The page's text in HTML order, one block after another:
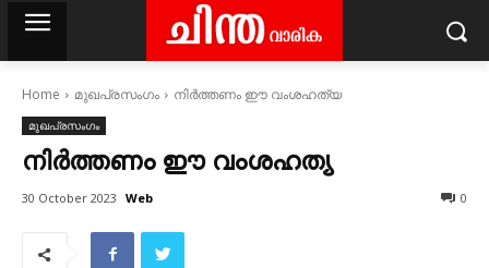
Home മുഖപ്രസംഗം നിർത്തണം ഈ വംശഹത്യ
മുഖപ്രസംഗം
നിർത്തണം ഈ വംശഹത്യ
30 October 2023 Web 0